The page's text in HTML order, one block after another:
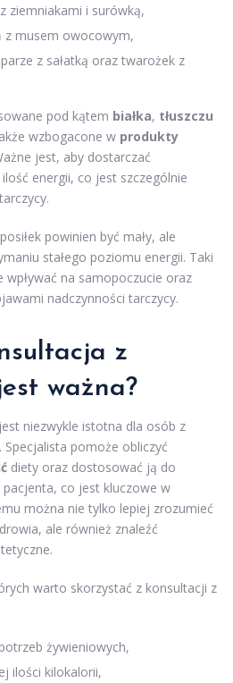
ziemniakami i surówką,
z musem owocowym,
z sałatką oraz twarożek z
pod kątem białka, tłuszczu
wzbogacone w produkty
jest, aby dostarczać
energii, co jest szczególnie
powinien być mały, ale
stałego poziomu energii. Taki
wpływać na samopoczucie oraz
nadczynności tarczycy.
z
ważna?
niezwykle istotna dla osób z
. Specjalista pomoże obliczyć
diety oraz dostosować ją do
pacjenta, co jest kluczowe w
można nie tylko lepiej zrozumieć
ale również znaleźć
warto skorzystać z konsultacji z
żywieniowych,
ilości kilokalorii,